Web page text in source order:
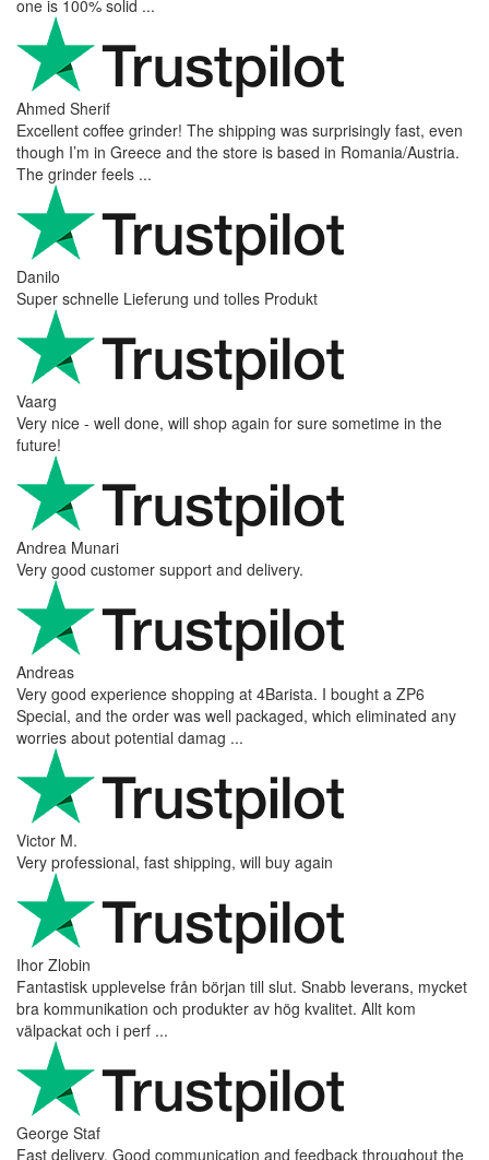
one is 100% solid ...
Ahmed Sherif
Excellent coffee grinder! The shipping was surprisingly fast, even
though I’m in Greece and the store is based in Romania/Austria.
The grinder feels ...
Danilo
Super schnelle Lieferung und tolles Produkt
Vaarg
Very nice - well done, will shop again for sure sometime in the
future!
Andrea Munari
Very good customer support and delivery.
Andreas
Very good experience shopping at 4Barista. I bought a ZP6
Special, and the order was well packaged, which eliminated any
worries about potential damag ...
Victor M.
Very professional, fast shipping, will buy again
Ihor Zlobin
Fantastisk upplevelse från början till slut. Snabb leverans, mycket
bra kommunikation och produkter av hög kvalitet. Allt kom
välpackat och i perf ...
George Staf
Fast delivery. Good communication and feedback throughout the